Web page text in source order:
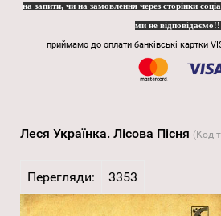
на запити, чи на замовлення через сторінки
ми не
приймамо до оплати банківські картки
Леся Українка. Лісова Пісня (Код
Перегляди: 3353